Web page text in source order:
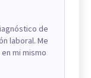
de
laboral. Me
mi mismo